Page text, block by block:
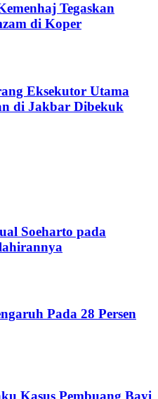
Tegaskan
di Koper
Eksekutor Utama
di Jakbar Dibekuk
Soeharto pada
Pada 28 Persen